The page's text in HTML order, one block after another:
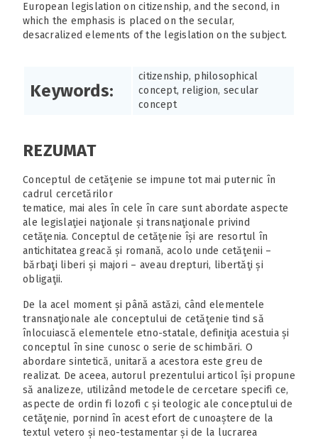
European legislation on citizenship, and the second, in
which the emphasis is placed on the secular,
desacralized elements of the legislation on the subject.
Keywords:
citizenship, philosophical
concept, religion, secular
concept
REZUMAT
Conceptul de cetăţenie se impune tot mai puternic în
cadrul cercetărilor
tematice, mai ales în cele în care sunt abordate aspecte
ale legislaţiei naţionale și transnaţionale privind
cetăţenia. Conceptul de cetăţenie își are resortul în
antichitatea greacă și romană, acolo unde cetăţenii –
bărbaţi liberi și majori – aveau drepturi, libertăţi și
obligaţii.
De la acel moment și până astăzi, când elementele
transnaţionale ale conceptului de cetăţenie tind să
înlocuiască elementele etno-statale, definiţia acestuia și
conceptul în sine cunosc o serie de schimbări. O
abordare sintetică, unitară a acestora este greu de
realizat. De aceea, autorul prezentului articol își propune
să analizeze, utilizând metodele de cercetare specifi ce,
aspecte de ordin fi lozofi c și teologic ale conceptului de
cetăţenie, pornind în acest efort de cunoaștere de la
textul vetero și neo-testamentar și de la lucrarea